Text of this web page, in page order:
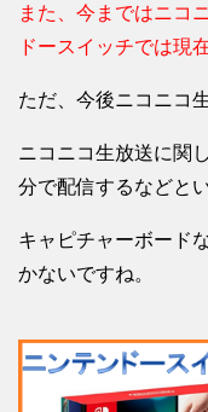
また、今まではニコ
ドースイッチでは現
ただ、今後ニコニコ
ニコニコ生放送に関
分で配信するなどと
キャピチャーボード
かないですね。